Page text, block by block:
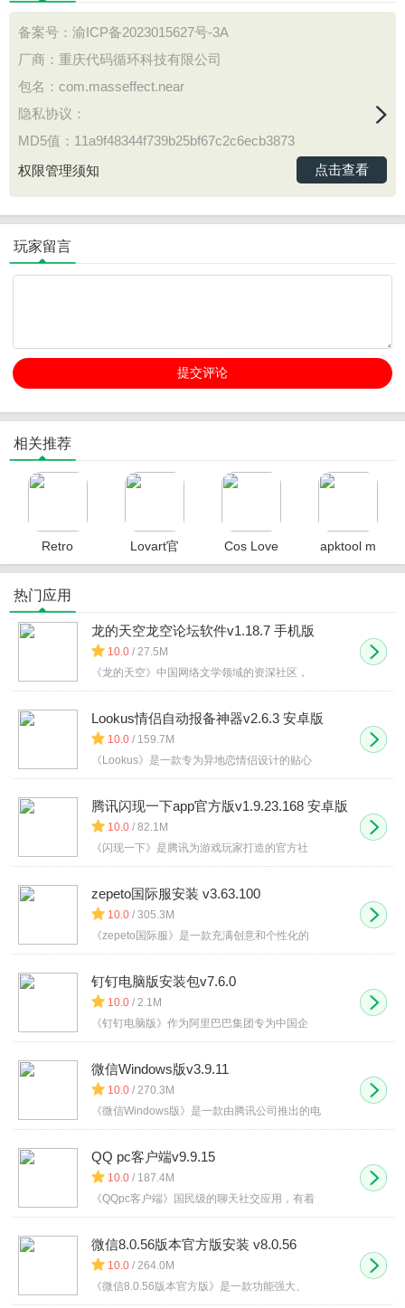
备案号： 渝ICP备2023015627号-3A
厂商：重庆代码循环科技有限公司
包名：com.masseffect.near
隐私协议：
MD5值：11a9f48344f739b25bf67c2c6ecb3873
权限管理须知
点击查看
玩家留言
相关推荐
Retro
Music中文
Lovart官
方正版
Cos Love
虚拟情感
apktool m
手机版
热门应用
龙的天空龙空论坛软件v1.18.7 手机版
10.0 / 27.5M
《龙的天空》中国网络文学领域的资深社区，
Lookus情侣自动报备神器v2.6.3 安卓版
10.0 / 159.7M
《Lookus》是一款专为异地恋情侣设计的贴心
腾讯闪现一下app官方版v1.9.23.168 安卓版
10.0 / 82.1M
《闪现一下》是腾讯为游戏玩家打造的官方社
zepeto国际服安装 v3.63.100
10.0 / 305.3M
《zepeto国际服》是一款充满创意和个性化的
钉钉电脑版安装包v7.6.0
10.0 / 2.1M
《钉钉电脑版》作为阿里巴巴集团专为中国企
微信Windows版v3.9.11
10.0 / 270.3M
《微信Windows版》是一款由腾讯公司推出的电
QQ pc客户端v9.9.15
10.0 / 187.4M
《QQpc客户端》国民级的聊天社交应用，有着
微信8.0.56版本官方版安装 v8.0.56
10.0 / 264.0M
《微信8.0.56版本官方版》是一款功能强大、